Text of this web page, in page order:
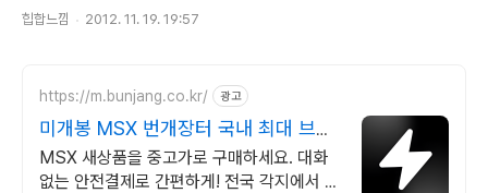
힙합느낌 2012. 11. 19. 19:57
https://m.bunjang.co.kr/ 광고
미개봉 MSX 번개장터 국내 최대 브랜
드 중고거래
MSX 새상품을 중고가로 구매하세요. 대화
없는 안전결제로 간편하게! 전국 각지에서 올